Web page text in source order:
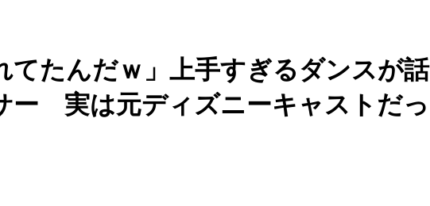
てたんだｗ」上手すぎるダンスが話
ー 実は元ディズニーキャストだっ